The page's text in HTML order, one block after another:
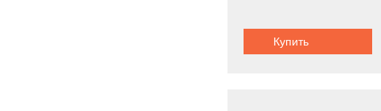
Купить